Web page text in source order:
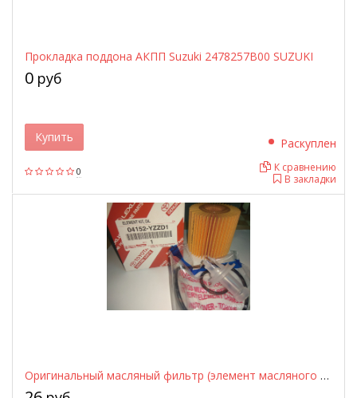
Прокладка поддона АКПП Suzuki 2478257B00 SUZUKI
0
0 руб
Раскуплен
В закладки
К сравнению
Купить
Оригинальный масляный фильтр (элемент масляного фильтра) TOYOTA / LEXUS / SUBARU 04152-YZZD1 / 04152YZZD1 — аналог 04152-31090 / 0415231090, 04152-31110 / 0415231110